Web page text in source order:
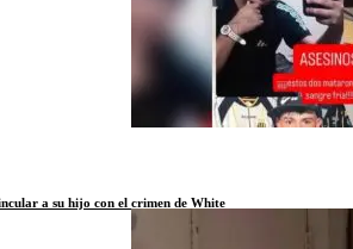
a su hijo con el crimen de White